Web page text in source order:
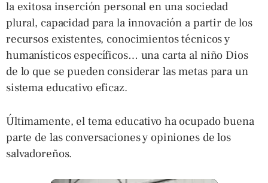
la exitosa inserción personal en una sociedad
plural, capacidad para la innovación a partir de los
recursos existentes, conocimientos técnicos y
humanísticos específicos… una carta al niño Dios
de lo que se pueden considerar las metas para un
sistema educativo eficaz.
Últimamente, el tema educativo ha ocupado buena
parte de las conversaciones y opiniones de los
salvadoreños.